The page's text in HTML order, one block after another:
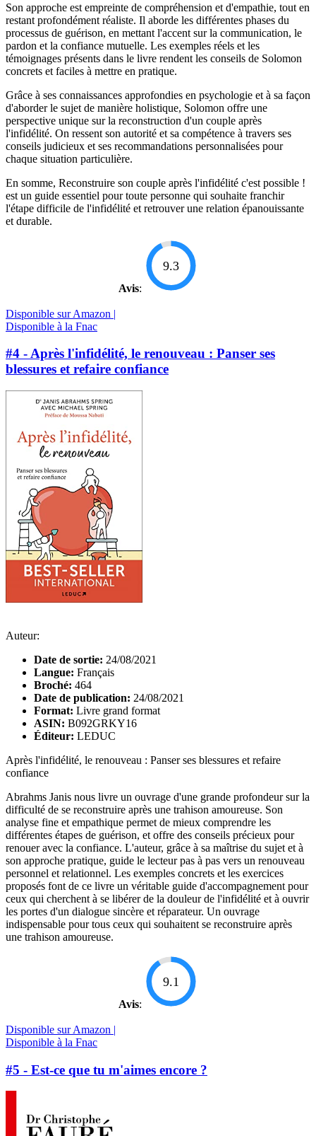
Son approche est empreinte de compréhension et d'empathie, tout en
restant profondément réaliste. Il aborde les différentes phases du
processus de guérison, en mettant l'accent sur la communication, le
pardon et la confiance mutuelle. Les exemples réels et les
témoignages présents dans le livre rendent les conseils de Solomon
concrets et faciles à mettre en pratique.
Grâce à ses connaissances approfondies en psychologie et à sa façon
d'aborder le sujet de manière holistique, Solomon offre une
perspective unique sur la reconstruction d'un couple après
l'infidélité. On ressent son autorité et sa compétence à travers ses
conseils judicieux et ses recommandations personnalisées pour
chaque situation particulière.
En somme, Reconstruire son couple après l'infidélité c'est possible !
est un guide essentiel pour toute personne qui souhaite franchir
l'étape difficile de l'infidélité et retrouver une relation épanouissante
et durable.
Avis:
9.3
Disponible sur Amazon |
Disponible à la Fnac
#4 - Après l'infidélité, le renouveau : Panser ses
blessures et refaire confiance
Auteur:
Date de sortie: 24/08/2021
Langue: Français
Broché: 464
Date de publication: 24/08/2021
Format: Livre grand format
ASIN: B092GRKY16
Éditeur: LEDUC
Après l'infidélité, le renouveau : Panser ses blessures et refaire
confiance
Abrahms Janis nous livre un ouvrage d'une grande profondeur sur la
difficulté de se reconstruire après une trahison amoureuse. Son
analyse fine et empathique permet de mieux comprendre les
différentes étapes de guérison, et offre des conseils précieux pour
renouer avec la confiance. L'auteur, grâce à sa maîtrise du sujet et à
son approche pratique, guide le lecteur pas à pas vers un renouveau
personnel et relationnel. Les exemples concrets et les exercices
proposés font de ce livre un véritable guide d'accompagnement pour
ceux qui cherchent à se libérer de la douleur de l'infidélité et à ouvrir
les portes d'un dialogue sincère et réparateur. Un ouvrage
indispensable pour tous ceux qui souhaitent se reconstruire après
une trahison amoureuse.
Avis:
9.1
Disponible sur Amazon |
Disponible à la Fnac
#5 - Est-ce que tu m'aimes encore ?